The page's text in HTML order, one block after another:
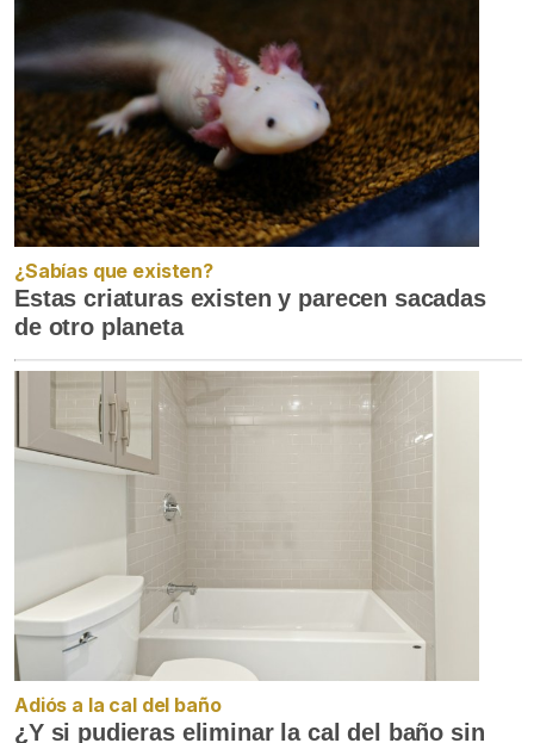
¿Sabías que existen?
Estas criaturas existen y parecen sacadas
de otro planeta
Adiós a la cal del baño
¿Y si pudieras eliminar la cal del baño sin